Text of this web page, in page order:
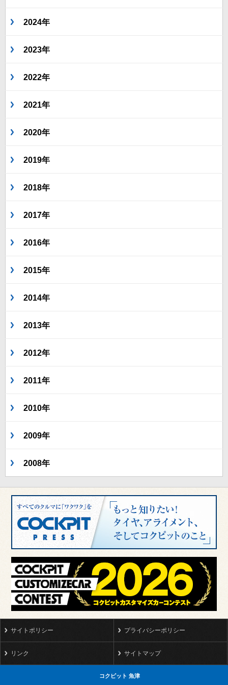
2024年
2023年
2022年
2021年
2020年
2019年
2018年
2017年
2016年
2015年
2014年
2013年
2012年
2011年
2010年
2009年
2008年
サイトポリシー プライバシーポリシー
リンク サイトマップ
コクピット 魚津